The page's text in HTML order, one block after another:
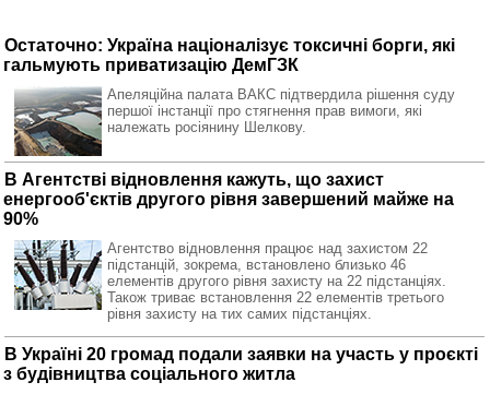
Остаточно: Україна націоналізує токсичні борги, які
гальмують приватизацію ДемГЗК
Апеляційна палата ВАКС підтвердила рішення суду
першої інстанції про стягнення прав вимоги, які
належать росіянину Шелкову.
В Агентстві відновлення кажуть, що захист
енергооб'єктів другого рівня завершений майже на
90%
Агентство відновлення працює над захистом 22
підстанцій, зокрема, встановлено близько 46
елементів другого рівня захисту на 22 підстанціях.
Також триває встановлення 22 елементів третього
рівня захисту на тих самих підстанціях.
В Україні 20 громад подали заявки на участь у проєкті
з будівництва соціального житла